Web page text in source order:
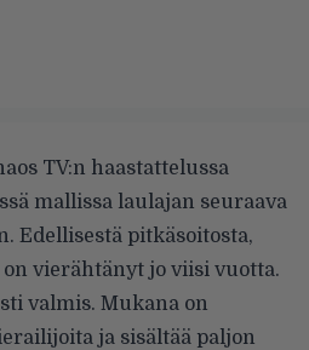
TV:n haastattelussa
mallissa laulajan seuraava
Edellisestä pitkäsoitosta,
vierähtänyt jo viisi vuotta.
valmis. Mukana on
ja sisältää paljon